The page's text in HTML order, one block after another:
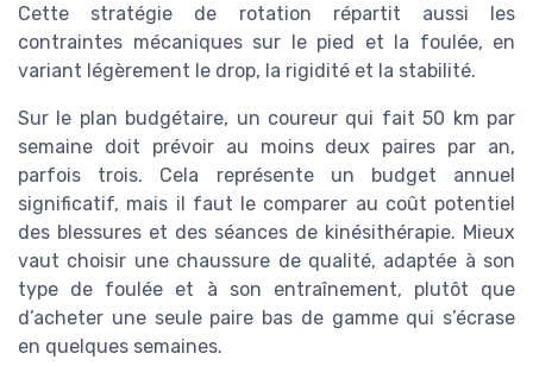
Cette stratégie de rotation répartit aussi les
contraintes mécaniques sur le pied et la foulée, en
variant légèrement le drop, la rigidité et la stabilité.
Sur le plan budgétaire, un coureur qui fait 50 km par
semaine doit prévoir au moins deux paires par an,
parfois trois. Cela représente un budget annuel
significatif, mais il faut le comparer au coût potentiel
des blessures et des séances de kinésithérapie. Mieux
vaut choisir une chaussure de qualité, adaptée à son
type de foulée et à son entraînement, plutôt que
d’acheter une seule paire bas de gamme qui s’écrase
en quelques semaines.